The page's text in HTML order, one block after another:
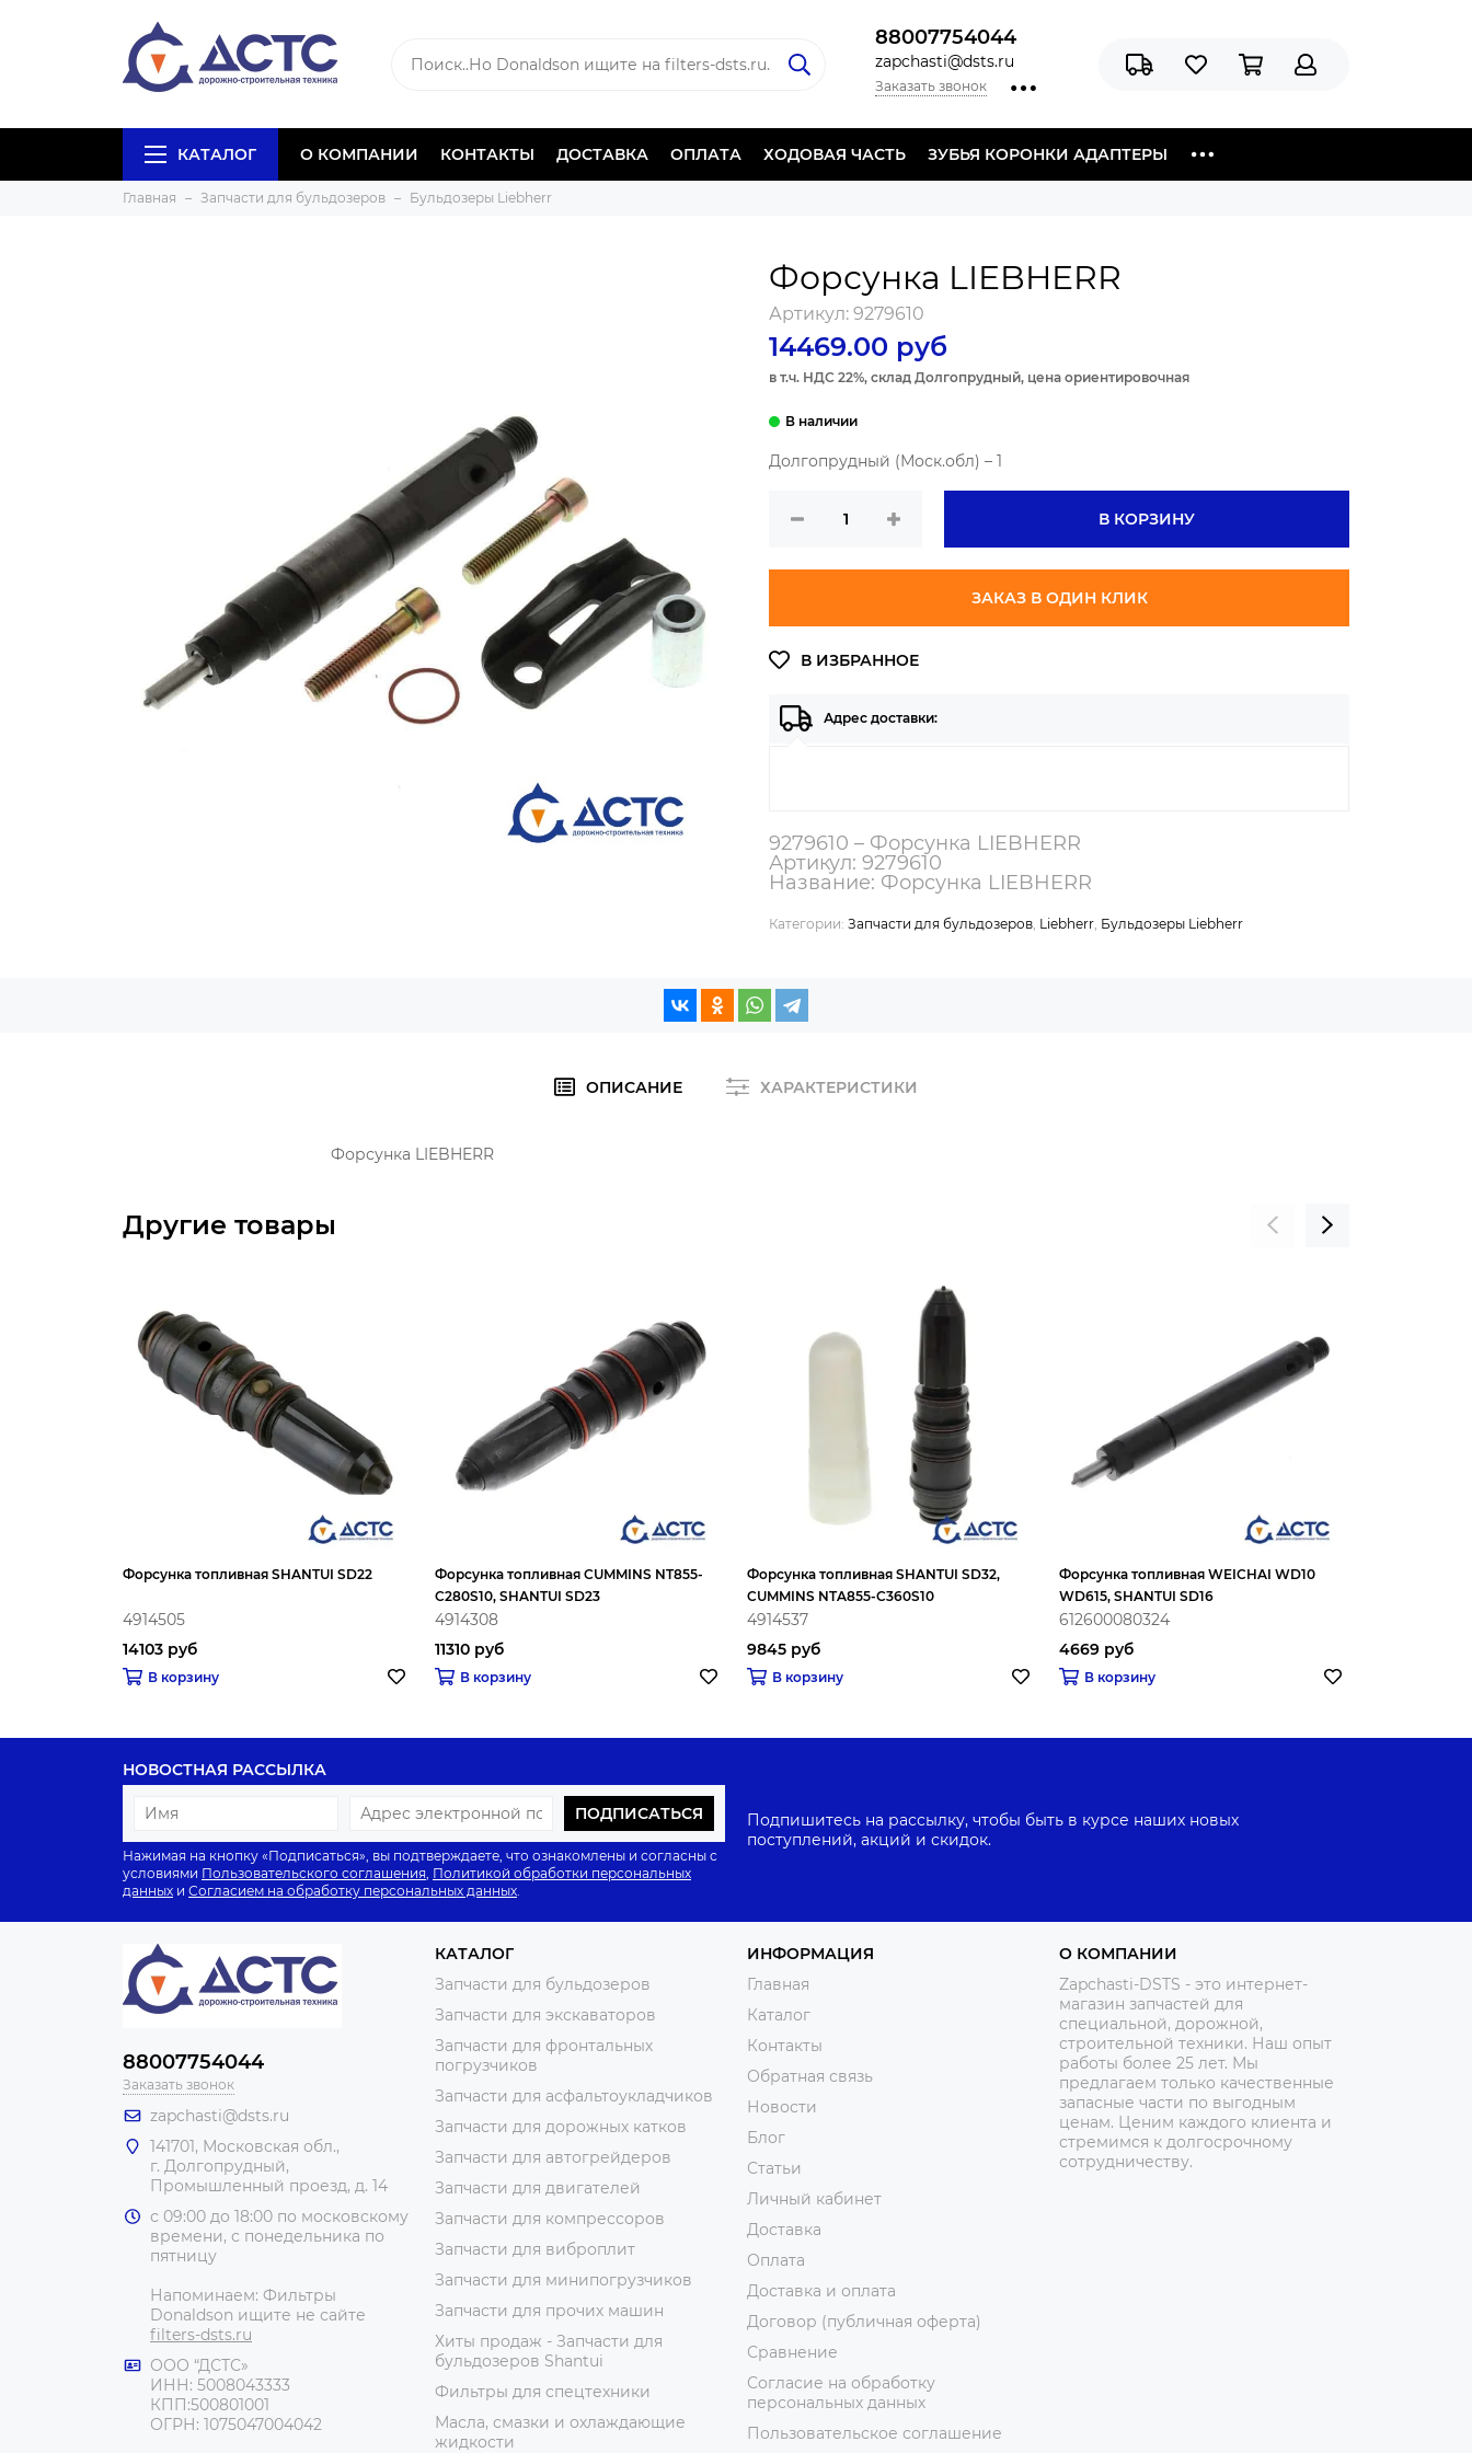
88007754044
zapchasti@dsts.ru
Заказать звонок
КАТАЛОГ О КОМПАНИИ КОНТАКТЫ ДОСТАВКА ОПЛАТА ХОДОВАЯ ЧАСТЬ ЗУБЬЯ КОРОНКИ АДАПТЕРЫ
Главная Запчасти для бульдозеров Бульдозеры Liebherr
Форсунка LIEBHERR
Артикул: 9279610
14469.00 руб
в т.ч. НДС 22%, склад Долгопрудный, цена ориентировочная
Долгопрудный (Моск.обл) – 1
В КОРЗИНУ
ЗАКАЗ В ОДИН КЛИК
Адрес доставки:
9279610 – Форсунка LIEBHERR
Артикул: 9279610
Название: Форсунка LIEBHERR
Категории: Запчасти для бульдозеров Liebherr Бульдозеры Liebherr
ОПИСАНИЕ ХАРАКТЕРИСТИКИ
Форсунка LIEBHERR
Другие товары
Форсунка топливная SHANTUI SD22
4914505
14103 руб
В корзину
Форсунка топливная CUMMINS NT855-
C280S10, SHANTUI SD23
4914308
11310 руб
В корзину
Форсунка топливная SHANTUI SD32,
CUMMINS NTA855-C360S10
4914537
9845 руб
В корзину
Форсунка топливная WEICHAI WD10
WD615, SHANTUI SD16
612600080324
4669 руб
В корзину
НОВОСТНАЯ РАССЫЛКА
ПОДПИСАТЬСЯ
Нажимая на кнопку «Подписаться», вы подтверждаете, что ознакомлены и согласны с
условиями Пользовательского соглашения Политикой обработки персональных
данных и Согласием на обработку персональных данных
Подпишитесь на рассылку, чтобы быть в курсе наших новых
поступлений, акций и скидок.
88007754044
Заказать звонок
zapchasti@dsts.ru
141701, Московская обл.,
г. Долгопрудный,
Промышленный проезд, д. 14
с 09:00 до 18:00 по московскому
времени, с понедельника по
пятницу
Напоминаем: Фильтры
Donaldson ищите не сайте
filters-dsts.ru
ООО “ДСТС»
ИНН: 5008043333
КПП:500801001
ОГРН: 1075047004042
КАТАЛОГ
Запчасти для бульдозеров
Запчасти для экскаваторов
Запчасти для фронтальных
погрузчиков
Запчасти для асфальтоукладчиков
Запчасти для дорожных катков
Запчасти для автогрейдеров
Запчасти для двигателей
Запчасти для компрессоров
Запчасти для виброплит
Запчасти для минипогрузчиков
Запчасти для прочих машин
Хиты продаж - Запчасти для
бульдозеров Shantui
Фильтры для спецтехники
Масла, смазки и охлаждающие
жидкости
ИНФОРМАЦИЯ
Главная
Каталог
Контакты
Обратная связь
Новости
Блог
Статьи
Личный кабинет
Доставка
Оплата
Доставка и оплата
Договор (публичная оферта)
Сравнение
Согласие на обработку
персональных данных
Пользовательское соглашение
О КОМПАНИИ
Zapchasti-DSTS - это интернет-
магазин запчастей для
специальной, дорожной,
строительной техники. Наш опыт
работы более 25 лет. Мы
предлагаем только качественные
запасные части по выгодным
ценам. Ценим каждого клиента и
стремимся к долгосрочному
сотрудничеству.